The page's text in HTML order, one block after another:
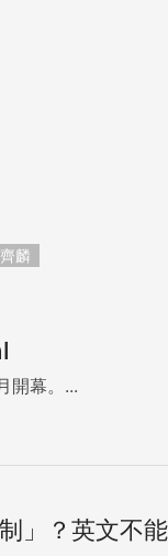
麟
開幕。...
」？英文不能